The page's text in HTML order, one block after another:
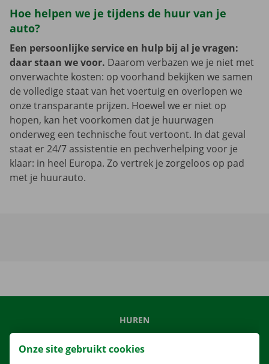
Hoe helpen we je tijdens de huur van je
auto?
Een persoonlijke service en hulp bij al je vragen:
daar staan we voor. Daarom verbazen we je niet met
onverwachte kosten: op voorhand bekijken we samen
de volledige staat van het voertuig en overlopen we
onze transparante prijzen. Hoewel we er niet op
hopen, kan het voorkomen dat je huurwagen
onderweg een technische fout vertoont. In dat geval
staat er 24/7 assistentie en pechverhelping voor je
klaar: in heel Europa. Zo vertrek je zorgeloos op pad
met je huurauto.
HUREN
Onze site gebruikt cookies